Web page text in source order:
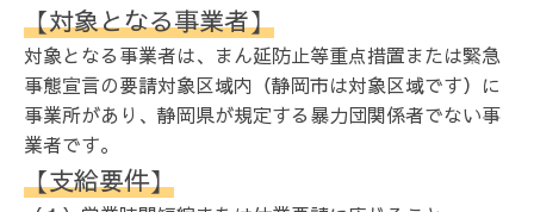
【対象となる事業者】
対象となる事業者は、まん延防止等重点措置または緊急
事態宣言の要請対象区域内（静岡市は対象区域です）に
事業所があり、静岡県が規定する暴力団関係者でない事
業者です。
【支給要件】